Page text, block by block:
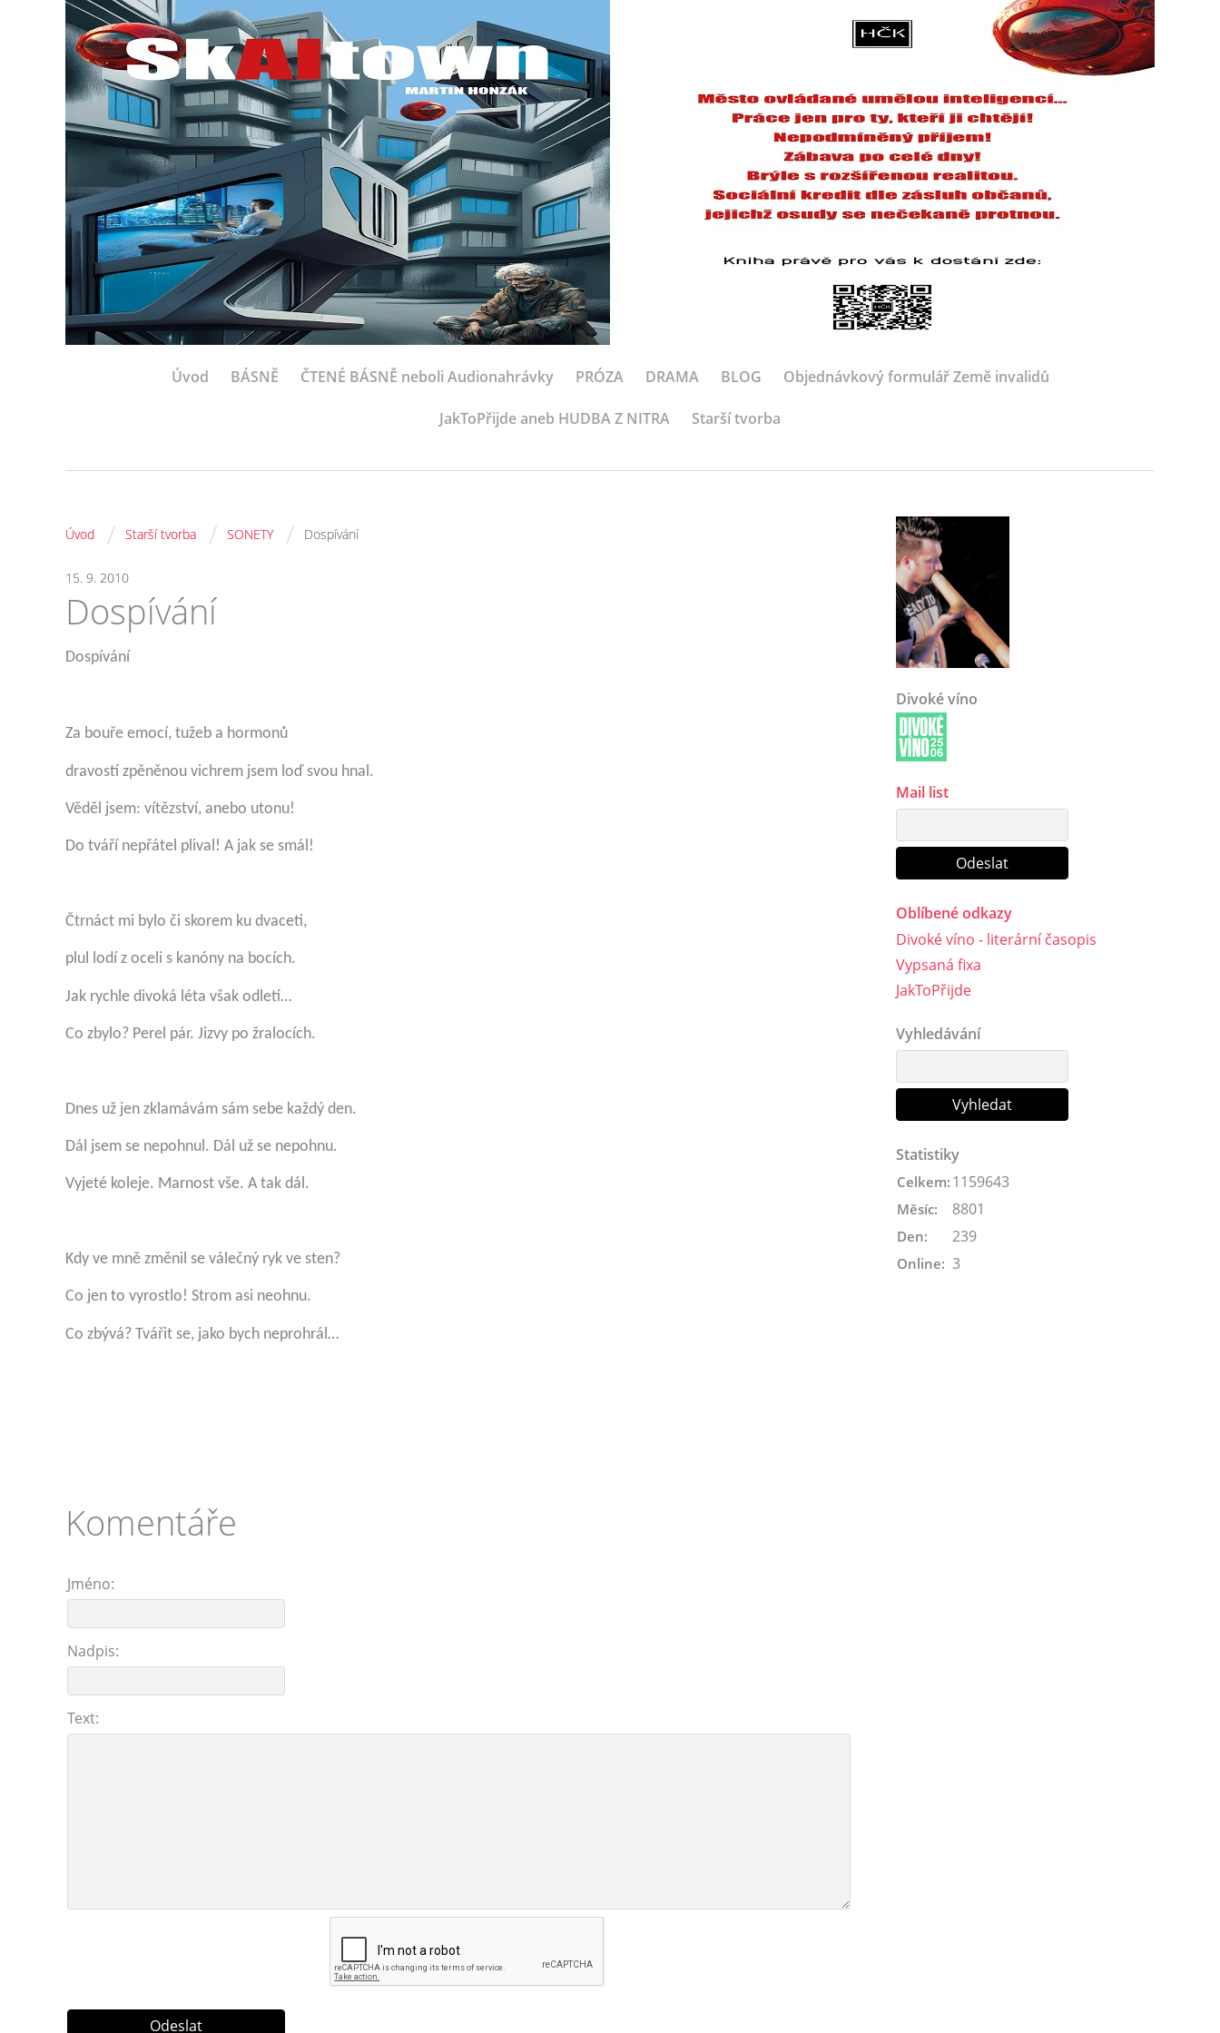
Úvod BÁSNĚ ČTENÉ BÁSNĚ neboli Audionahrávky PRÓZA DRAMA BLOG Objednávkový formulář Země invalidů
JakToPřijde aneb HUDBA Z NITRA Starší tvorba
Úvod / Starší tvorba / SONETY / Dospívání
15. 9. 2010
Dospívání
Dospívání
Za bouře emocí, tužeb a hormonů
dravostí zpěněnou vichrem jsem loď svou hnal.
Věděl jsem: vítězství, anebo utonu!
Do tváří nepřátel plival! A jak se smál!
Čtrnáct mi bylo či skorem ku dvaceti,
plul lodí z oceli s kanóny na bocích.
Jak rychle divoká léta však odletí…
Co zbylo? Perel pár. Jizvy po žralocích.
Dnes už jen zklamávám sám sebe každý den.
Dál jsem se nepohnul. Dál už se nepohnu.
Vyjeté koleje. Marnost vše. A tak dál.
Kdy ve mně změnil se válečný ryk ve sten?
Co jen to vyrostlo! Strom asi neohnu.
Co zbývá? Tvářit se, jako bych neprohrál…
Komentáře
Jméno:
Nadpis:
Text:
Divoké víno
Mail list
Oblíbené odkazy
Divoké víno - literární časopis
Vypsaná fixa
JakToPřijde
Vyhledávání
Statistiky
Online: 3
Celkem: 1159643
Měsíc: 8801
Den: 239